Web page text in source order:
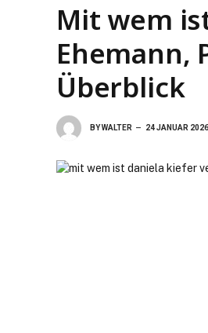
Mit wem
Ehemann,
Überblick
BYWALTER 24 JANUAR 2026